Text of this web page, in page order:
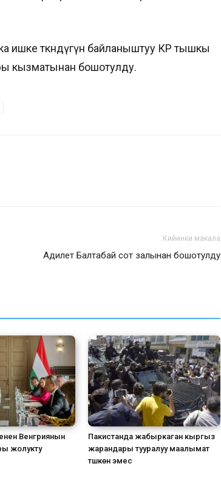
өткөндүгүнө байланыштуу КР тышкы
кызматынан бошотулду.
Кийинки макала
Адилет Балтабай сот залынан бошотулду
Венгриянын
жолукту
Пакистанда жабыркаган кыргыз
жарандары тууралуу маалымат
түшкөн эмес